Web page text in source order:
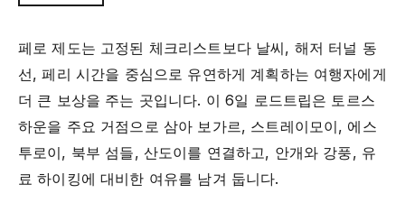
페로 제도는 고정된 체크리스트보다 날씨, 해저 터널 동
선, 페리 시간을 중심으로 유연하게 계획하는 여행자에게
더 큰 보상을 주는 곳입니다. 이 6일 로드트립은 토르스
하운을 주요 거점으로 삼아 보가르, 스트레이모이, 에스
투로이, 북부 섬들, 산도이를 연결하고, 안개와 강풍, 유
료 하이킹에 대비한 여유를 남겨 둡니다.